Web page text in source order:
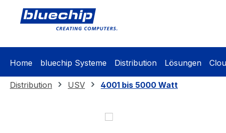
Zur Hauptnavigation springen
Home bluechip Systeme Distribution Lösungen
Distribution USV 4001 bis 5000 Watt
Bildergalerie überspringen